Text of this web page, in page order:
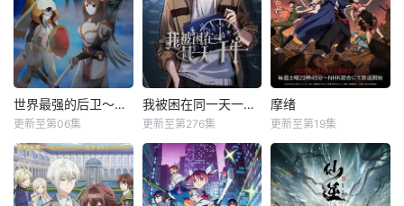
世界最强的后卫～迷宫国的新人探索者～
更新至第06集
我被困在同一天一千年动态漫
更新至第276集
摩绪
更新至第19集